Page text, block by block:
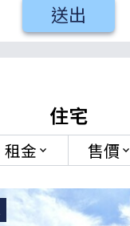
送出
住宅
租金 keyboard_arrow_down 售價keyboard_arrow_down